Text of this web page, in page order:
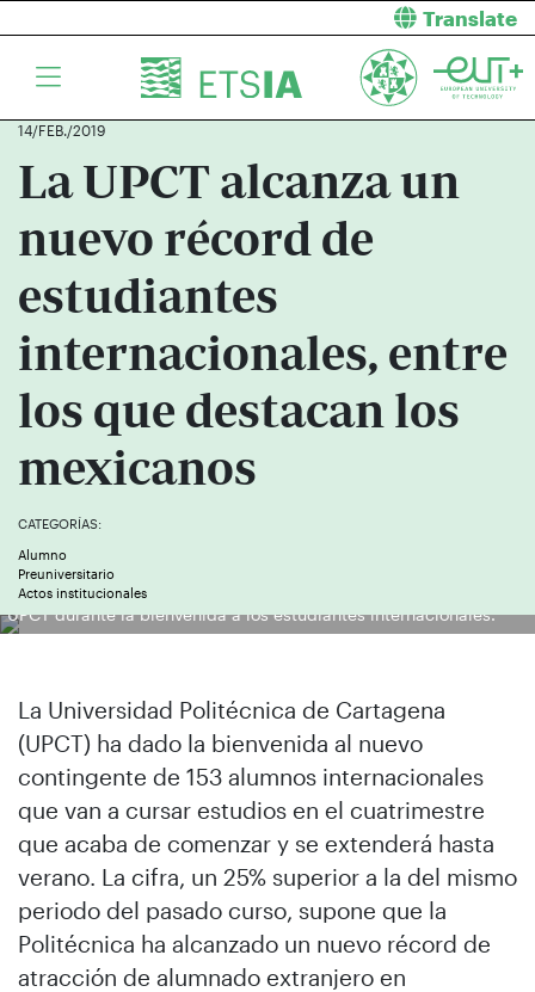
Translate
14/FEB./2019
La UPCT alcanza un
nuevo récord de
estudiantes
internacionales, entre
los que destacan los
mexicanos
CATEGORÍAS:
Alumno
Preuniversitario
Actos institucionales
Una alumna alemana observando la documentación sobre la
UPCT durante la bienvenida a los estudiantes internacionales.
La Universidad Politécnica de Cartagena
(UPCT) ha dado la bienvenida al nuevo
contingente de 153 alumnos internacionales
que van a cursar estudios en el cuatrimestre
que acaba de comenzar y se extenderá hasta
verano. La cifra, un 25% superior a la del mismo
periodo del pasado curso, supone que la
Politécnica ha alcanzado un nuevo récord de
atracción de alumnado extranjero en